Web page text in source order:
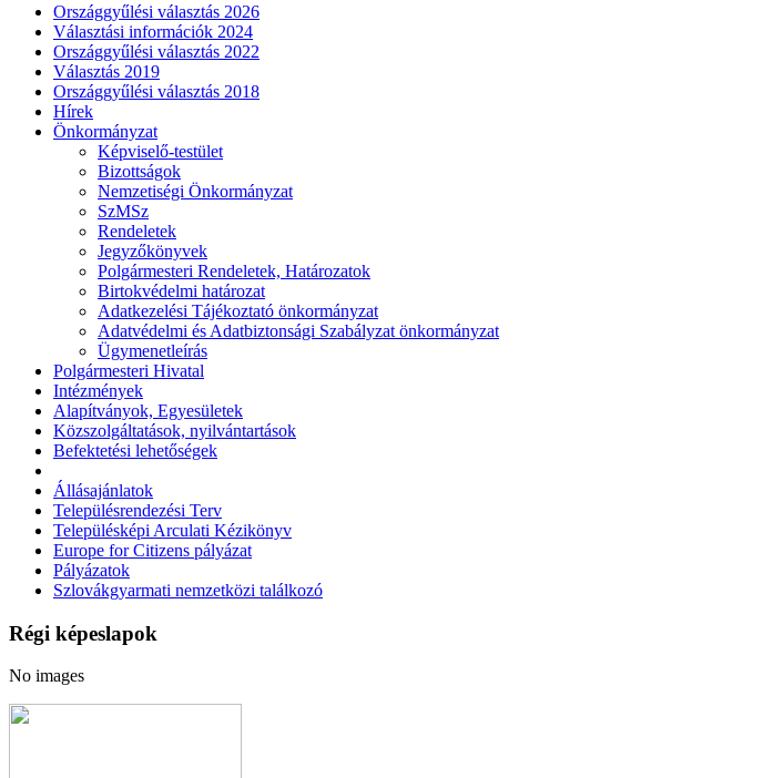
Országgyűlési választás 2026
Választási információk 2024
Országgyűlési választás 2022
Választás 2019
Országgyűlési választás 2018
Hírek
Önkormányzat
Képviselő-testület
Bizottságok
Nemzetiségi Önkormányzat
SzMSz
Rendeletek
Jegyzőkönyvek
Polgármesteri Rendeletek, Határozatok
Birtokvédelmi határozat
Adatkezelési Tájékoztató önkormányzat
Adatvédelmi és Adatbiztonsági Szabályzat önkormányzat
Ügymenetleírás
Polgármesteri Hivatal
Intézmények
Alapítványok, Egyesületek
Közszolgáltatások, nyilvántartások
Befektetési lehetőségek
Állásajánlatok
Településrendezési Terv
Településképi Arculati Kézikönyv
Europe for Citizens pályázat
Pályázatok
Szlovákgyarmati nemzetközi találkozó
Régi képeslapok
No images